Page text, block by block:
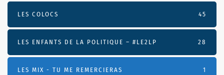
LES COLOCS 45
LES ENFANTS DE LA POLITIQUE – #LE2LP 28
LES MIX - TU ME REMERCIERAS 1